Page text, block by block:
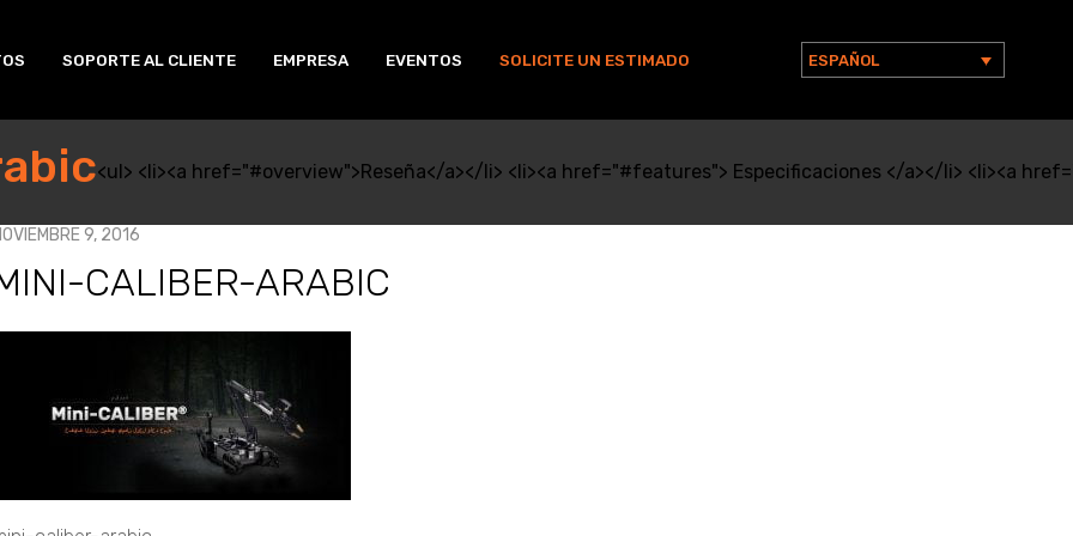
SOPORTE AL CLIENTE EMPRESA EVENTOS SOLICITE UN ESTIMADO
Buscar:
ESPAÑOL
<ul> <li><a href="#overview">Reseña</a></li> <li><a href="#features"> Especificaciones </a></li> <li><a
9, 2016
CALIBER-ARABIC